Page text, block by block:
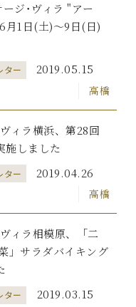
ジ･ヴィラ "アー
1日(土)～9日(日)
ター 2019.05.15
高橋
ィラ横浜、第28回
施しました
ター 2019.04.26
高橋
ィラ相模原、「二
」サラダバイキング
ター 2019.03.15